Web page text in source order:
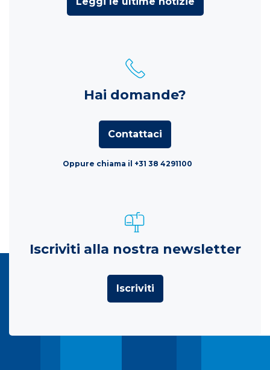
Hai domande?
Contattaci
Oppure chiama il +31 38 4291100
Iscriviti alla nostra newsletter
Iscriviti